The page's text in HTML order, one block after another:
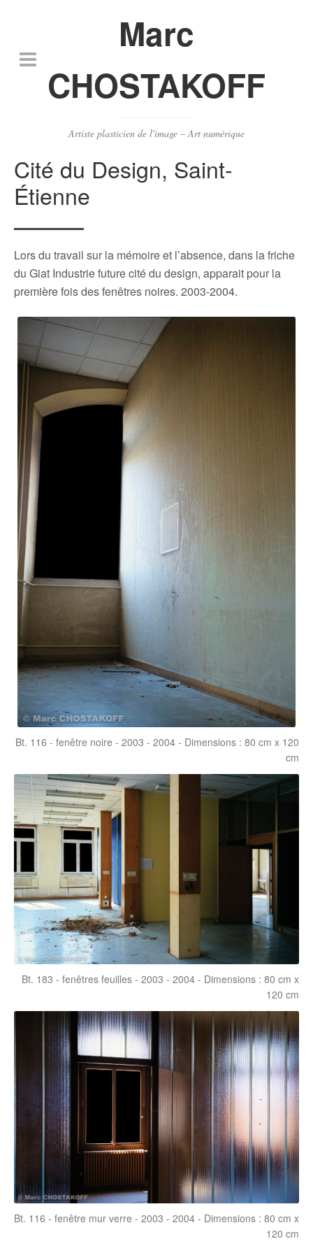
Marc
CHOSTAKOFF
Artiste plasticien de l'image – Art numérique
Cité du Design, Saint-
Étienne
Lors du travail sur la mémoire et l’absence, dans la friche
du Giat Industrie future cité du design, apparait pour la
première fois des fenêtres noires. 2003-2004.
Bt. 116 - fenêtre noire - 2003 - 2004 - Dimensions : 80 cm x 120
cm
Bt. 183 - fenêtres feuilles - 2003 - 2004 - Dimensions : 80 cm x
120 cm
Bt. 116 - fenêtre mur verre - 2003 - 2004 - Dimensions : 80 cm x
120 cm